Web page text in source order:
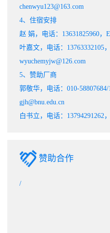
chenwyu123@163.com
4、住宿安排
赵 娟，电话：13631825960，
叶嘉文，电话：13763332105
wyuchemyjw@126.com
5、赞助厂商
郭敬华，电话：010-58807684/
gjh@bnu.edu.cn
白书立，电话：13794291262
赞助合作
/